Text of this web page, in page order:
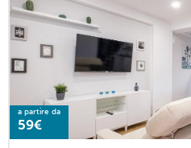
a partire da
59€